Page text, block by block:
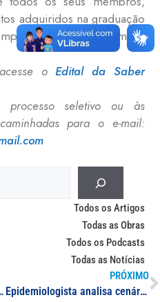
adquiridos na graduação
dos mesmos.
o Edital da Saber
processo seletivo ou às
para o e-mail:
Todos os Artigos
Todas as Obras
Todos os Podcasts
Todas as Notícias
relativa do ar neste período de estiagem
PRÓXIMO
Epidemiologista analisa cenário da covid-19 na região de Uberlândia em reportagem do MGTV